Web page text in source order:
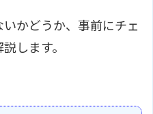
かどうか、事前にチェ
します。